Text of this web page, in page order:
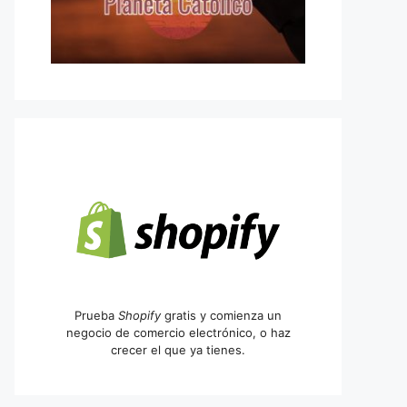
Prueba Shopifygratis y comienza un
negocio de comercio electrónico, o haz
crecer el que ya tienes.